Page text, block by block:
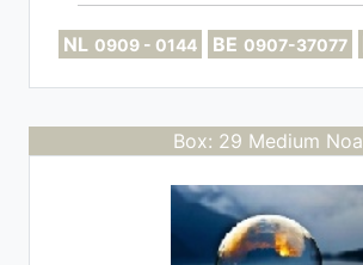
retrieval opschonen.
NL 0909 - 0144 BE 0907-37077
Box: 29 Medium Noa